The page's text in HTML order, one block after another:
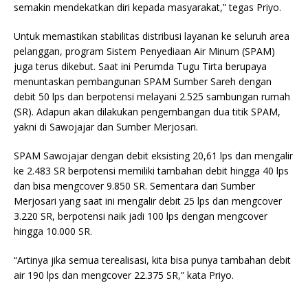
semakin mendekatkan diri kepada masyarakat,” tegas Priyo.
Untuk memastikan stabilitas distribusi layanan ke seluruh area
pelanggan, program Sistem Penyediaan Air Minum (SPAM)
juga terus dikebut. Saat ini Perumda Tugu Tirta berupaya
menuntaskan pembangunan SPAM Sumber Sareh dengan
debit 50 lps dan berpotensi melayani 2.525 sambungan rumah
(SR). Adapun akan dilakukan pengembangan dua titik SPAM,
yakni di Sawojajar dan Sumber Merjosari.
SPAM Sawojajar dengan debit eksisting 20,61 lps dan mengalir
ke 2.483 SR berpotensi memiliki tambahan debit hingga 40 lps
dan bisa mengcover 9.850 SR. Sementara dari Sumber
Merjosari yang saat ini mengalir debit 25 lps dan mengcover
3.220 SR, berpotensi naik jadi 100 lps dengan mengcover
hingga 10.000 SR.
“Artinya jika semua terealisasi, kita bisa punya tambahan debit
air 190 lps dan mengcover 22.375 SR,” kata Priyo.